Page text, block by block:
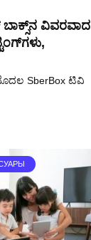
ವಿವರವಾದ
SberBox ಟಿವಿ